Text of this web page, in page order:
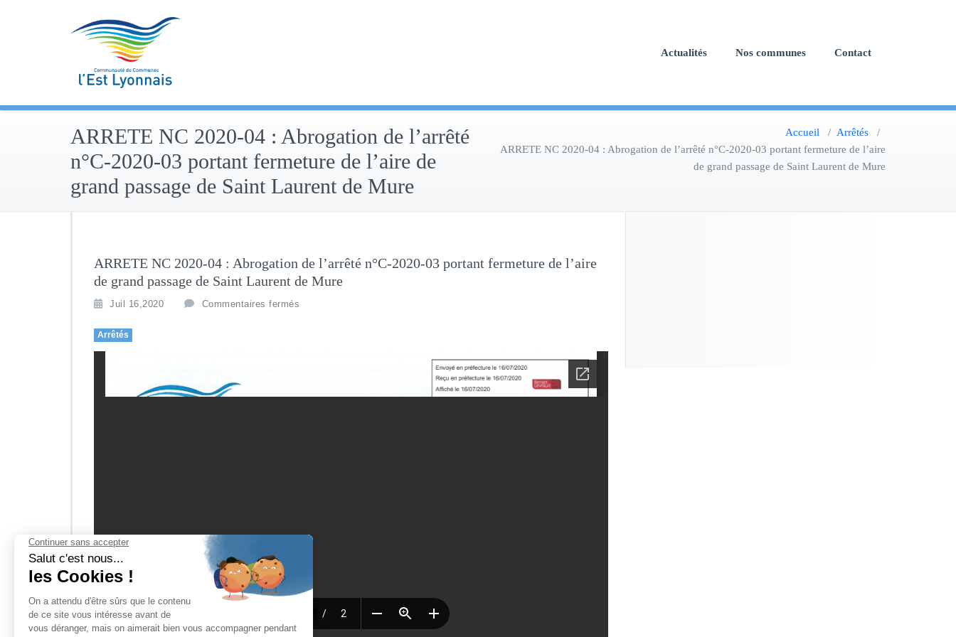
Actualités Nos communes Contact
ARRETE NC 2020-04 : Abrogation de l’arrêté
n°C-2020-03 portant fermeture de l’aire de
grand passage de Saint Laurent de Mure
Accueil / Arrêtés /
ARRETE NC 2020-04 : Abrogation de l’arrêté n°C-2020-03 portant fermeture de l’aire
de grand passage de Saint Laurent de Mure
ARRETE NC 2020-04 : Abrogation de l’arrêté n°C-2020-03 portant fermeture de l’aire
de grand passage de Saint Laurent de Mure
Juil 16,2020 Commentaires fermés
Arrêtés